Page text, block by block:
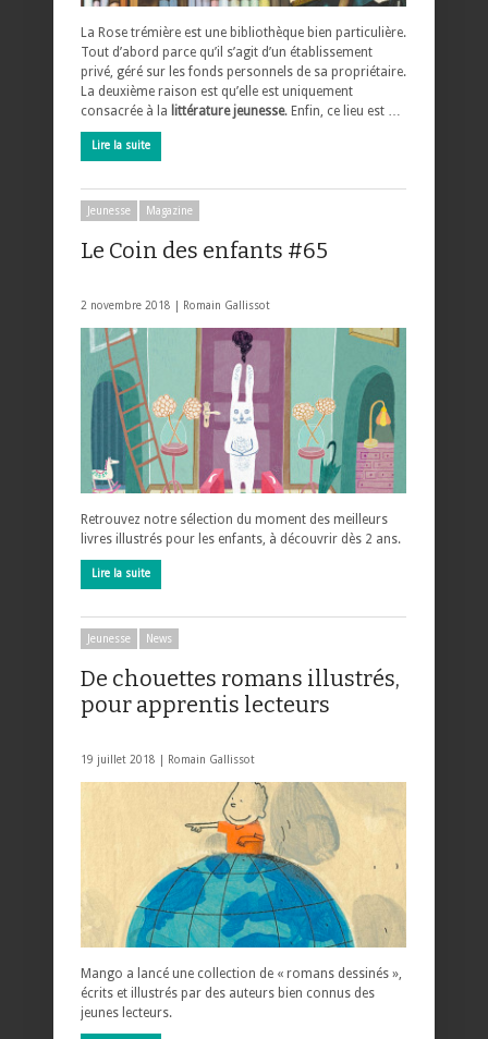
La Rose trémière est une bibliothèque bien particulière.
Tout d’abord parce qu’il s’agit d’un établissement
privé, géré sur les fonds personnels de sa propriétaire.
La deuxième raison est qu’elle est uniquement
consacrée à la littérature jeunesse. Enfin, ce lieu est …
Lire la suite
Jeunesse Magazine
Le Coin des enfants #65
2 novembre 2018 | Romain Gallissot
Retrouvez notre sélection du moment des meilleurs
livres illustrés pour les enfants, à découvrir dès 2 ans.
Lire la suite
Jeunesse News
De chouettes romans illustrés,
pour apprentis lecteurs
19 juillet 2018 | Romain Gallissot
Mango a lancé une collection de « romans dessinés »,
écrits et illustrés par des auteurs bien connus des
jeunes lecteurs.